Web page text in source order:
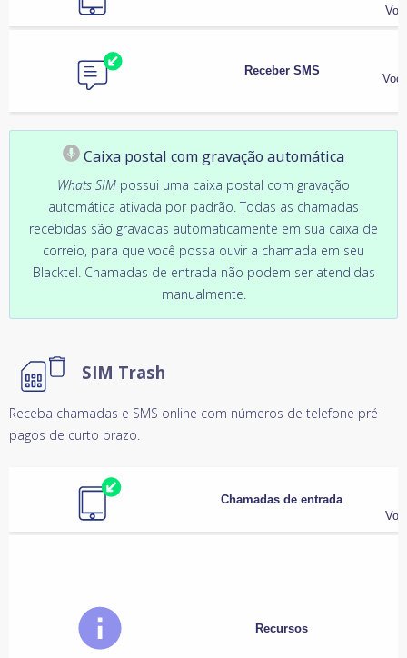
Receber SMS
Caixa postal com gravação automática
Whats SIM possui uma caixa postal com gravação
automática ativada por padrão. Todas as chamadas
recebidas são gravadas automaticamente em sua caixa de
correio, para que você possa ouvir a chamada em seu
Blacktel. Chamadas de entrada não podem ser atendidas
manualmente.
SIM Trash
Receba chamadas e SMS online com números de telefone pré-
pagos de curto prazo.
Chamadas de entrada
Recursos